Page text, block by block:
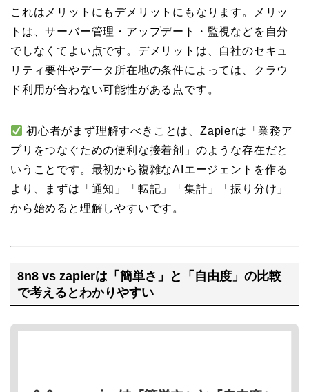
これはメリットにもデメリットにもなります。メリッ
トは、サーバー管理・アップデート・監視などを自分
でしなくてよい点です。デメリットは、自社のセキュ
リティ要件やデータ所在地の条件によっては、クラウ
ド利用が合わない可能性がある点です。
初心者がまず理解すべきことは、Zapierは「業務ア
プリをつなぐための便利な接着剤」のような存在だと
いうことです。最初から複雑なAIエージェントを作る
より、まずは「通知」「転記」「集計」「振り分け」
から始めると理解しやすいです。
8n8 vs zapierは「簡単さ」と「自由度」の比較
で考えるとわかりやすい